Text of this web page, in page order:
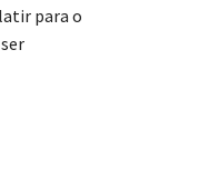
para o